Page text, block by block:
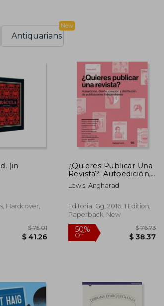
Antiquarians
New
(in
Hardcover,
$ 41.26
¿Quieres Publicar Una
Revista?: Autoedición,
Diseño, Creación Y
Distribución de
Independientes (in
Spanish)
Lewis, Angharad
Editorial Gg, 2016, 1 Edition,
Paperback, New